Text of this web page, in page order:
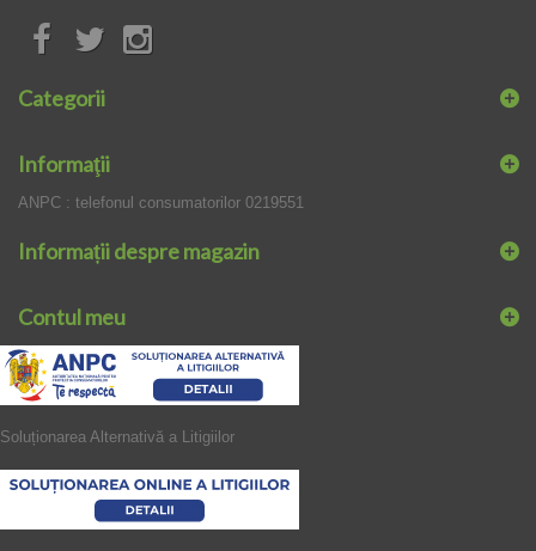
Categorii
Informaţii
ANPC : telefonul consumatorilor 0219551
Informații despre magazin
Contul meu
Soluționarea Alternativă a Litigiilor